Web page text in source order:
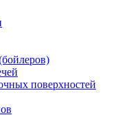
поверхностей